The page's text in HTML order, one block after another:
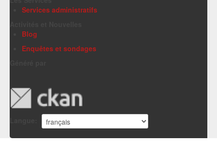
Services administratifs
Blog
Enquêtes et sondages